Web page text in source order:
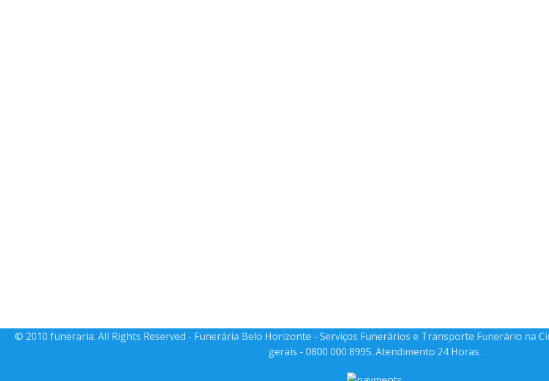
© 2010 funeraria. All Rights Reserved - Funerária Belo Horizonte - Serviços Funerários e Transporte Funerário na
gerais - 0800 000 8995. Atendimento 24 Horas.